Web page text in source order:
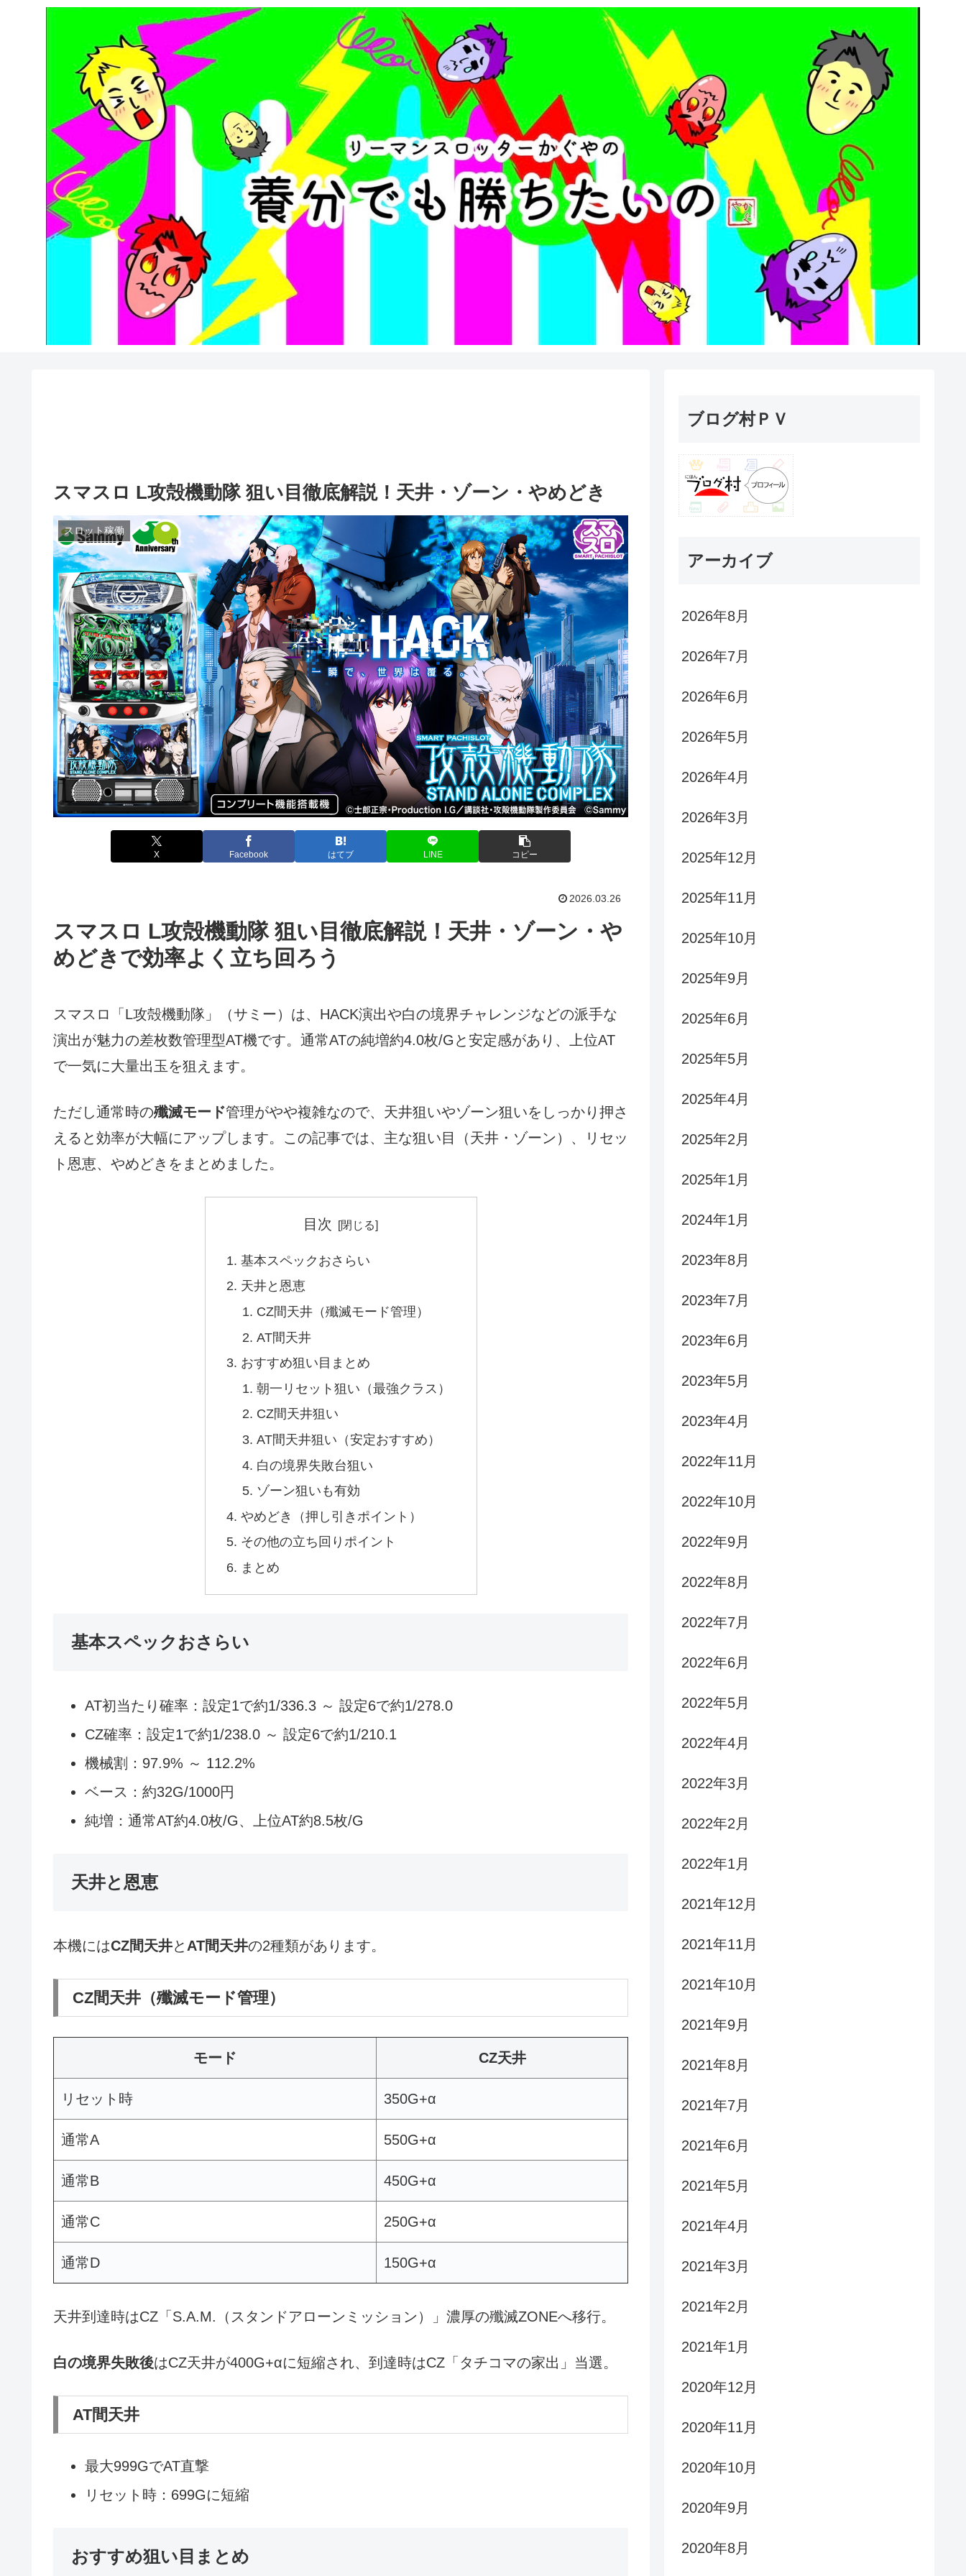
スマスロ L攻殻機動隊 狙い目徹底解説！天井・ゾーン・やめどき
スロット稼働
X Facebook はてブ LINE コピー
2026.03.26
スマスロ L攻殻機動隊 狙い目徹底解説！天井・ゾーン・や
めどきで効率よく立ち回ろう
スマスロ「L攻殻機動隊」（サミー）は、HACK演出や白の境界チャレンジなどの派手な
演出が魅力の差枚数管理型AT機です。通常ATの純増約4.0枚/Gと安定感があり、上位AT
で一気に大量出玉を狙えます。
ただし通常時の殲滅モード管理がやや複雑なので、天井狙いやゾーン狙いをしっかり押さ
えると効率が大幅にアップします。この記事では、主な狙い目（天井・ゾーン）、リセッ
ト恩恵、やめどきをまとめました。
目次
基本スペックおさらい
天井と恩恵
CZ間天井（殲滅モード管理）
AT間天井
おすすめ狙い目まとめ
朝一リセット狙い（最強クラス）
CZ間天井狙い
AT間天井狙い（安定おすすめ）
白の境界失敗台狙い
ゾーン狙いも有効
やめどき（押し引きポイント）
その他の立ち回りポイント
まとめ
基本スペックおさらい
AT初当たり確率：設定1で約1/336.3 ～ 設定6で約1/278.0
CZ確率：設定1で約1/238.0 ～ 設定6で約1/210.1
機械割：97.9% ～ 112.2%
ベース：約32G/1000円
純増：通常AT約4.0枚/G、上位AT約8.5枚/G
天井と恩恵
本機にはCZ間天井と AT間天井の2種類があります。
CZ間天井（殲滅モード管理）
モード CZ天井
リセット時 350G+α
通常A 550G+α
通常B 450G+α
通常C 250G+α
通常D 150G+α
天井到達時はCZ「S.A.M.（スタンドアローンミッション）」濃厚の殲滅ZONEへ移行。
白の境界失敗後はCZ天井が400G+αに短縮され、到達時はCZ「タチコマの家出」当選。
AT間天井
最大999GでAT直撃
リセット時：699Gに短縮
おすすめ狙い目まとめ
ブログ村ＰＶ
アーカイブ
2026年8月
2026年7月
2026年6月
2026年5月
2026年4月
2026年3月
2025年12月
2025年11月
2025年10月
2025年9月
2025年6月
2025年5月
2025年4月
2025年2月
2025年1月
2024年1月
2023年8月
2023年7月
2023年6月
2023年5月
2023年4月
2022年11月
2022年10月
2022年9月
2022年8月
2022年7月
2022年6月
2022年5月
2022年4月
2022年3月
2022年2月
2022年1月
2021年12月
2021年11月
2021年10月
2021年9月
2021年8月
2021年7月
2021年6月
2021年5月
2021年4月
2021年3月
2021年2月
2021年1月
2020年12月
2020年11月
2020年10月
2020年9月
2020年8月